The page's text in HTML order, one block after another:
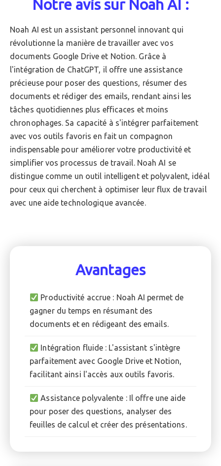
Notre avis sur Noah AI :
Noah AI est un assistant personnel innovant qui
révolutionne la manière de travailler avec vos
documents Google Drive et Notion. Grâce à
l'intégration de ChatGPT, il offre une assistance
précieuse pour poser des questions, résumer des
documents et rédiger des emails, rendant ainsi les
tâches quotidiennes plus efficaces et moins
chronophages. Sa capacité à s'intégrer parfaitement
avec vos outils favoris en fait un compagnon
indispensable pour améliorer votre productivité et
simplifier vos processus de travail. Noah AI se
distingue comme un outil intelligent et polyvalent, idéal
pour ceux qui cherchent à optimiser leur flux de travail
avec une aide technologique avancée.
Avantages
Productivité accrue : Noah AI permet de
gagner du temps en résumant des
documents et en rédigeant des emails.
Intégration fluide : L'assistant s'intègre
parfaitement avec Google Drive et Notion,
facilitant ainsi l'accès aux outils favoris.
Assistance polyvalente : Il offre une aide
pour poser des questions, analyser des
feuilles de calcul et créer des présentations.